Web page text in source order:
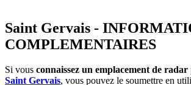
Saint Gervais -
COMPLEMENTAIRES
Si vous connaissez un emplacement de radar
Saint Gervais, vous pouvez le soumettre en